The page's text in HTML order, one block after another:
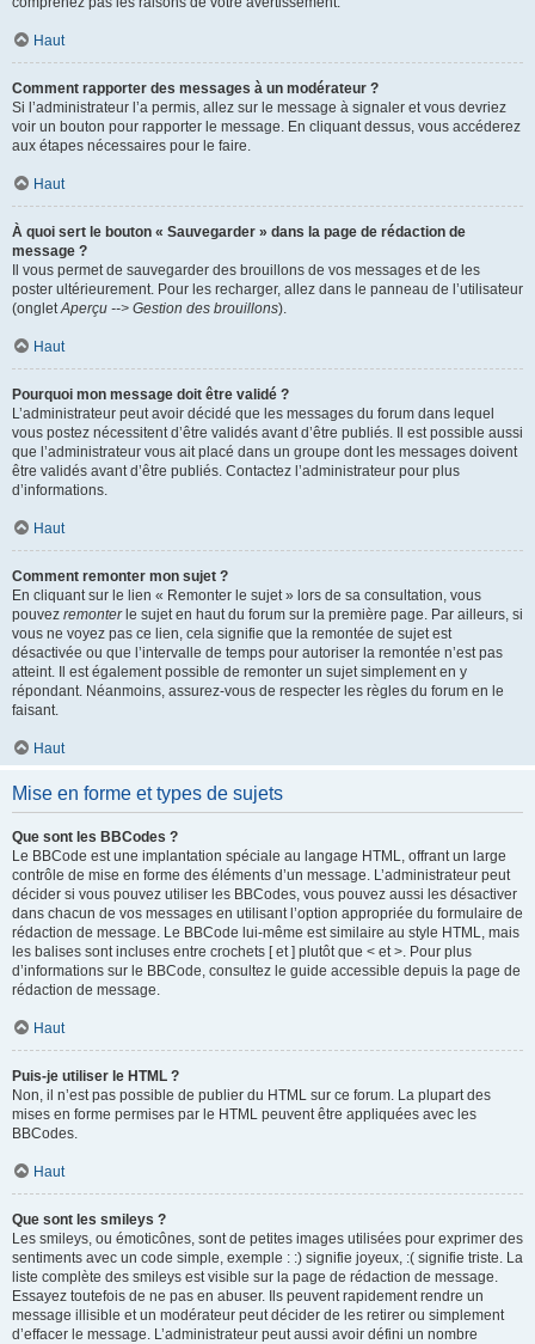
Haut
Comment rapporter des messages à un modérateur ?
Si l’administrateur l’a permis, allez sur le message à signaler et vous devriez
voir un bouton pour rapporter le message. En cliquant dessus, vous accéderez
aux étapes nécessaires pour le faire.
Haut
À quoi sert le bouton « Sauvegarder » dans la page de rédaction de
message ?
Il vous permet de sauvegarder des brouillons de vos messages et de les
poster ultérieurement. Pour les recharger, allez dans le panneau de l’utilisateur
(ongletAperçu --> Gestion des brouillons).
Haut
Pourquoi mon message doit être validé ?
L’administrateur peut avoir décidé que les messages du forum dans lequel
vous postez nécessitent d’être validés avant d’être publiés. Il est possible aussi
que l’administrateur vous ait placé dans un groupe dont les messages doivent
être validés avant d’être publiés. Contactez l’administrateur pour plus
d’informations.
Haut
Comment remonter mon sujet ?
En cliquant sur le lien « Remonter le sujet » lors de sa consultation, vous
pouvez remonterle sujet en haut du forum sur la première page. Par ailleurs, si
vous ne voyez pas ce lien, cela signifie que la remontée de sujet est
désactivée ou que l’intervalle de temps pour autoriser la remontée n’est pas
atteint. Il est également possible de remonter un sujet simplement en y
répondant. Néanmoins, assurez-vous de respecter les règles du forum en le
faisant.
Haut
Mise en forme et types de sujets
Que sont les BBCodes ?
Le BBCode est une implantation spéciale au langage HTML, offrant un large
contrôle de mise en forme des éléments d’un message. L’administrateur peut
décider si vous pouvez utiliser les BBCodes, vous pouvez aussi les désactiver
dans chacun de vos messages en utilisant l’option appropriée du formulaire de
rédaction de message. Le BBCode lui-même est similaire au style HTML, mais
les balises sont incluses entre crochets [ et ] plutôt que < et >. Pour plus
d’informations sur le BBCode, consultez le guide accessible depuis la page de
rédaction de message.
Haut
Puis-je utiliser le HTML ?
Non, il n’est pas possible de publier du HTML sur ce forum. La plupart des
mises en forme permises par le HTML peuvent être appliquées avec les
BBCodes.
Haut
Que sont les smileys ?
Les smileys, ou émoticônes, sont de petites images utilisées pour exprimer des
sentiments avec un code simple, exemple : :) signifie joyeux, :( signifie triste. La
liste complète des smileys est visible sur la page de rédaction de message.
Essayez toutefois de ne pas en abuser. Ils peuvent rapidement rendre un
message illisible et un modérateur peut décider de les retirer ou simplement
d’effacer le message. L’administrateur peut aussi avoir défini un nombre